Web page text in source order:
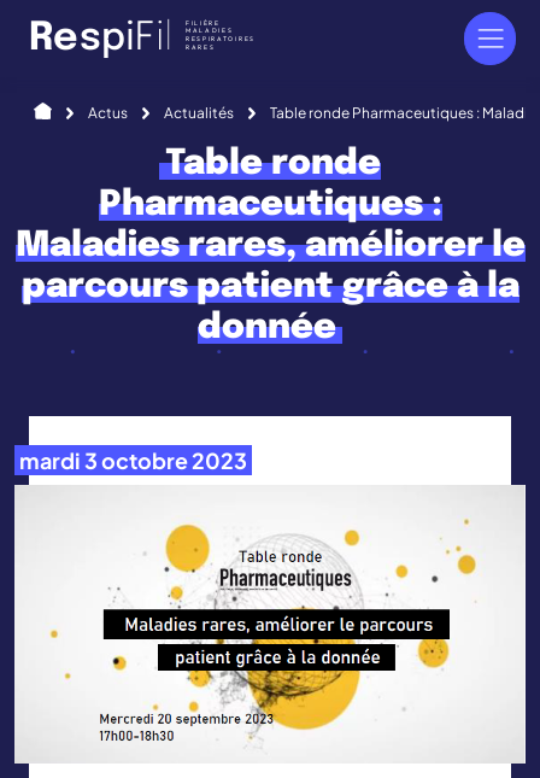
RespiFi FILIÈRE
MALADIES
RESPIRATOIRES
RARES
AccueilActus Actualités Table ronde Pharmaceutiques :
Table ronde
Pharmaceutiques :
Maladies rares, améliorer le
parcours patient grâce à la
donnée
mardi 3 octobre 2023